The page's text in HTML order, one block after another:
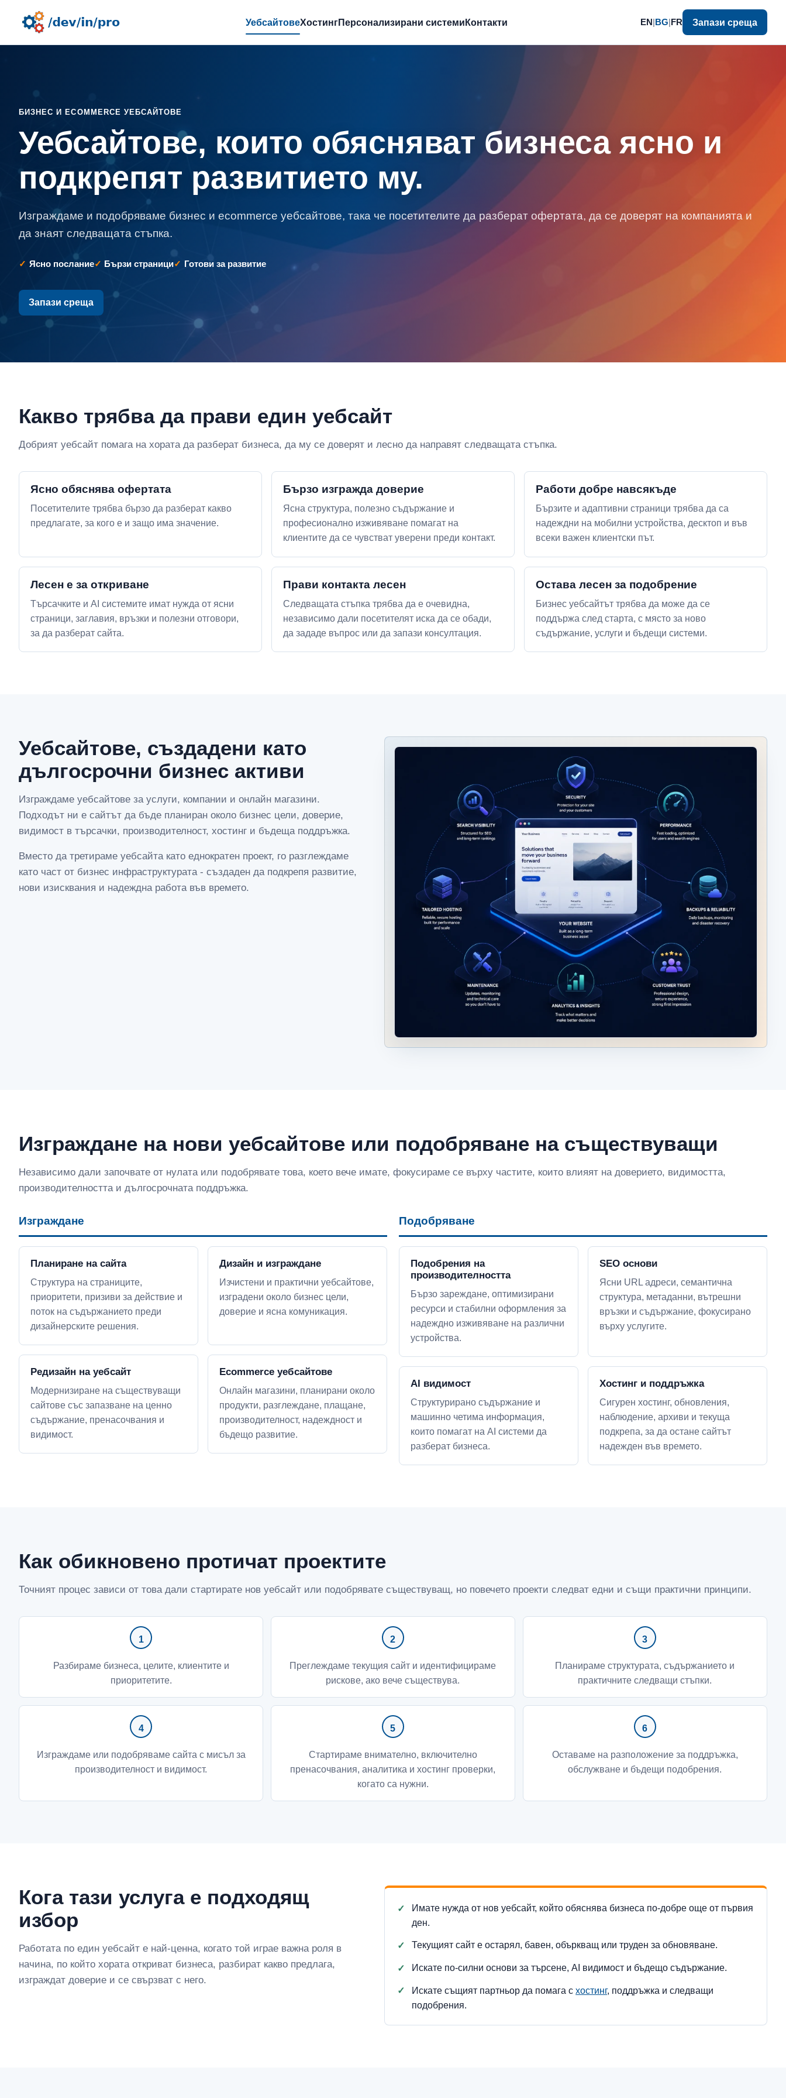
УебсайтовеХостингПерсонализирани системи Контакти EN|BG|FR Запази среща
БИЗНЕС И ECOMMERCE УЕБСАЙТОВЕ
Уебсайтове, които обясняват бизнеса ясно и
подкрепят развитието му.
Изграждаме и подобряваме бизнес и ecommerce уебсайтове, така че посетителите да разберат офертата, да се доверят на компанията и
да знаят следващата стъпка.
Ясно послание Бързи страници Готови за развитие
Запази среща
Какво трябва да прави един уебсайт
Добрият уебсайт помага на хората да разберат бизнеса, да му се доверят и лесно да направят следващата стъпка.
Ясно обяснява офертата
Посетителите трябва бързо да разберат какво
предлагате, за кого е и защо има значение.
Бързо изгражда доверие
Ясна структура, полезно съдържание и
професионално изживяване помагат на
клиентите да се чувстват уверени преди контакт.
Работи добре навсякъде
Бързите и адаптивни страници трябва да са
надеждни на мобилни устройства, десктоп и във
всеки важен клиентски път.
Лесен е за откриване
Търсачките и AI системите имат нужда от ясни
страници, заглавия, връзки и полезни отговори,
за да разберат сайта.
Прави контакта лесен
Следващата стъпка трябва да е очевидна,
независимо дали посетителят иска да се обади,
да зададе въпрос или да запази консултация.
Остава лесен за подобрение
Бизнес уебсайтът трябва да може да се
поддържа след старта, с място за ново
съдържание, услуги и бъдещи системи.
Уебсайтове, създадени като
дългосрочни бизнес активи
Изграждаме уебсайтове за услуги, компании и онлайн магазини.
Подходът ни е сайтът да бъде планиран около бизнес цели, доверие,
видимост в търсачки, производителност, хостинг и бъдеща поддръжка.
Вместо да третираме уебсайта като еднократен проект, го разглеждаме
като част от бизнес инфраструктурата - създаден да подкрепя развитие,
нови изисквания и надеждна работа във времето.
Изграждане на нови уебсайтове или подобряване на съществуващи
Независимо дали започвате от нулата или подобрявате това, което вече имате, фокусираме се върху частите, които влияят на доверието, видимостта,
производителността и дългосрочната поддръжка.
Изграждане
Планиране на сайта
Структура на страниците,
приоритети, призиви за действие и
поток на съдържанието преди
дизайнерските решения.
Дизайн и изграждане
Изчистени и практични уебсайтове,
изградени около бизнес цели,
доверие и ясна комуникация.
Редизайн на уебсайт
Модернизиране на съществуващи
сайтове със запазване на ценно
съдържание, пренасочвания и
видимост.
Ecommerce уебсайтове
Онлайн магазини, планирани около
продукти, разглеждане, плащане,
производителност, надеждност и
бъдещо развитие.
Подобряване
Подобрения на
производителността
Бързо зареждане, оптимизирани
ресурси и стабилни оформления за
надеждно изживяване на различни
устройства.
SEO основи
Ясни URL адреси, семантична
структура, метаданни, вътрешни
връзки и съдържание, фокусирано
върху услугите.
AI видимост
Структурирано съдържание и
машинно четима информация,
които помагат на AI системи да
разберат бизнеса.
Хостинг и поддръжка
Сигурен хостинг, обновления,
наблюдение, архиви и текуща
подкрепа, за да остане сайтът
надежден във времето.
Как обикновено протичат проектите
Точният процес зависи от това дали стартирате нов уебсайт или подобрявате съществуващ, но повечето проекти следват едни и същи практични принципи.
Разбираме бизнеса, целите, клиентите и
приоритетите.
Преглеждаме текущия сайт и идентифицираме
рискове, ако вече съществува.
Планираме структурата, съдържанието и
практичните следващи стъпки.
Изграждаме или подобряваме сайта с мисъл за
производителност и видимост.
Стартираме внимателно, включително
пренасочвания, аналитика и хостинг проверки,
когато са нужни.
Оставаме на разположение за поддръжка,
обслужване и бъдещи подобрения.
Кога тази услуга е подходящ
избор
Работата по един уебсайт е най-ценна, когато той играе важна роля в
начина, по който хората откриват бизнеса, разбират какво предлага,
изграждат доверие и се свързват с него.
Имате нужда от нов уебсайт, който обяснява бизнеса по-добре още от първия
ден.
Текущият сайт е остарял, бавен, объркващ или труден за обновяване.
Искате по-силни основи за търсене, AI видимост и бъдещо съдържание.
Искате същият партньор да помага схостинг, поддръжка и следващи
подобрения.